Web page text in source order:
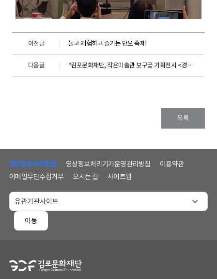
이전글 놀고 체험하고 즐기는 단오 축제!
다음글 “김포문화재단, 작은미술관 보구곶 기획전시 <경계 너머의 산: 보구곶에서 다시 바라보다> 개최”
목록
개인정보처리방침 영상정보처리기기운영관리방침
이용약관
이메일무단수집거부
오시는 길 사이트맵
이동